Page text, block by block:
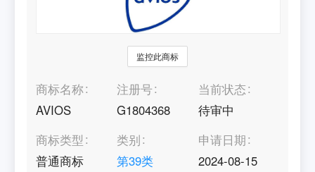
监控此商标
商标名称
AVIOS
注册号
G1804368
当前状态
待审中
商标类型
普通商标
类别
第39类
申请日期
2024-08-15